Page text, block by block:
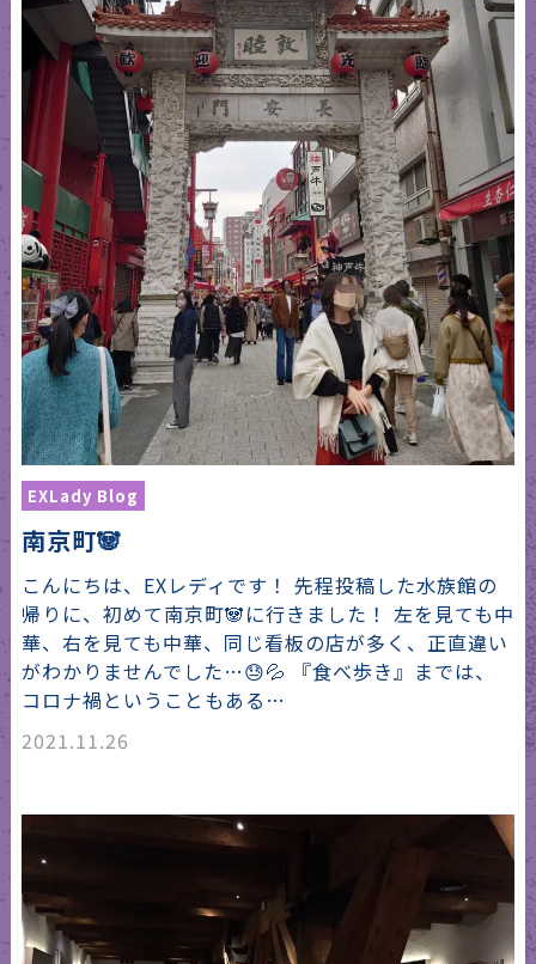
EXLady Blog
南京町🐼
こんにちは、EXレディです！ 先程投稿した水族館の
帰りに、初めて南京町🐼に行きました！ 左を見ても中
華、右を見ても中華、同じ看板の店が多く、正直違い
がわかりませんでした…😓💦 『食べ歩き』までは、
コロナ禍ということもある…
2021.11.26